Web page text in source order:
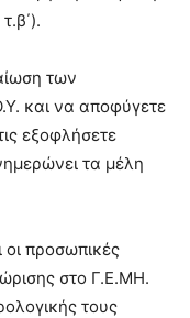
των
και να αποφύγετε
εξοφλήσετε
τα μέλη
οι προσωπικές
στο Γ.Ε.ΜΗ.
τους